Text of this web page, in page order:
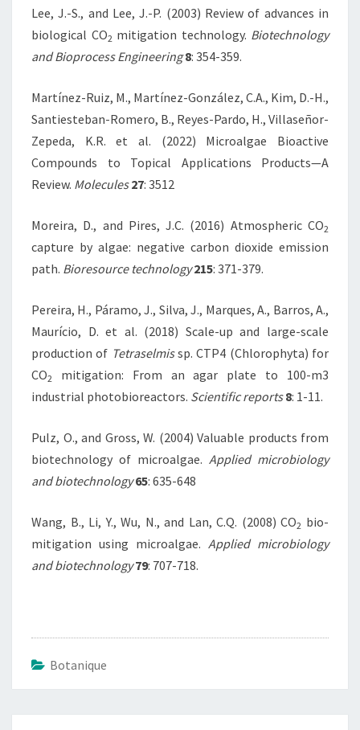
Lee, J.-S., and Lee, J.-P. (2003) Review of advances in
biological CO2 mitigation technology. Biotechnology
and Bioprocess Engineering 8: 354-359.
Martínez-Ruiz, M., Martínez-González, C.A., Kim, D.-H.,
Santiesteban-Romero, B., Reyes-Pardo, H., Villaseñor-
Zepeda, K.R. et al. (2022) Microalgae Bioactive
Compounds to Topical Applications Products—A
Review. Molecules 27: 3512
Moreira, D., and Pires, J.C. (2016) Atmospheric CO2
capture by algae: negative carbon dioxide emission
path. Bioresource technology 215: 371-379.
Pereira, H., Páramo, J., Silva, J., Marques, A., Barros, A.,
Maurício, D. et al. (2018) Scale-up and large-scale
production of Tetraselmissp. CTP4 (Chlorophyta) for
CO2
mitigation: From an agar plate to 100-m3
industrial photobioreactors. Scientific reports 8: 1-11.
Pulz, O., and Gross, W. (2004) Valuable products from
biotechnology of microalgae. Applied microbiology
and biotechnology 65: 635-648
Wang, B., Li, Y., Wu, N., and Lan, C.Q. (2008) CO2 bio-
mitigation using microalgae. Applied microbiology
and biotechnology 79: 707-718.
Botanique